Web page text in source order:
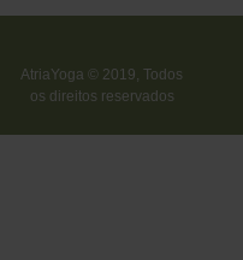
AtriaYoga © 2019, Todos
os direitos reservados